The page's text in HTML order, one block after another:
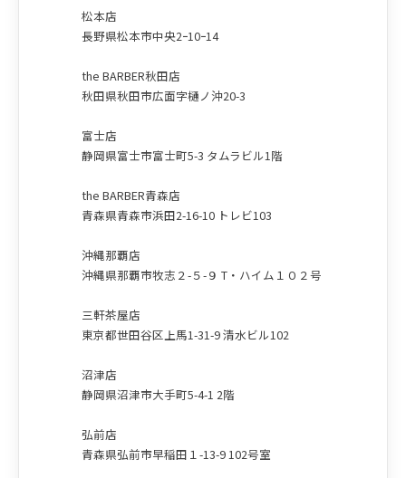
松本店
長野県松本市中央2ｰ10ｰ14
the BARBER秋田店
秋田県秋田市広面字樋ノ沖20-3
富士店
静岡県富士市富士町5-3 タムラビル1階
the BARBER青森店
青森県青森市浜田2-16-10 トレビ103
沖縄那覇店
沖縄県那覇市牧志２-５-９ T・ハイム１０２号
三軒茶屋店
東京都世田谷区上馬1-31-9 清水ビル102
沼津店
静岡県沼津市大手町5-4-1 2階
弘前店
青森県弘前市早稲田１-13-9 102号室